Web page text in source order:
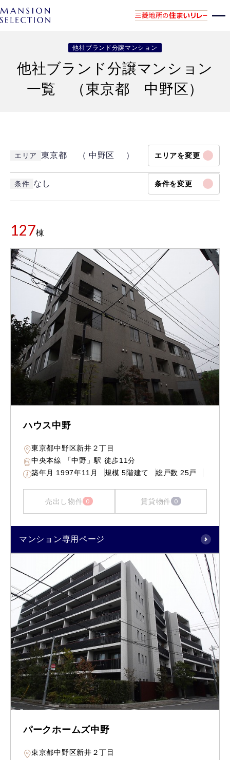
他社ブランド分譲マンション
他社ブランド分譲マンション
一覧 （東京都 中野区）
エリア 東京都 （ 中野区 ） エリアを変更
条件 なし 条件を変更
127棟
ハウス中野
東京都中野区新井２丁目
中央本線 「中野」駅 徒歩11分
築年月 1997年11月 規模 5階建て 総戸数 25戸
売出し物件 0 賃貸物件 0
マンション専用ページ
パークホームズ中野
東京都中野区新井２丁目